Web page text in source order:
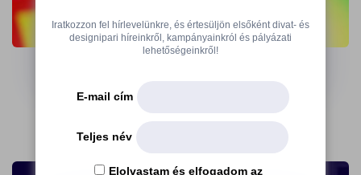
A 360 Design Budapest kiállítói várnak
az Ajándék Terminálon
Iratkozzon fel hírlevelünkre, és értesüljön elsőként divat- és
designipari híreinkről, kampányainkról és pályázati
lehetőségeinkről!
E-mail cím
Teljes név
Elolvastam és elfogadom az